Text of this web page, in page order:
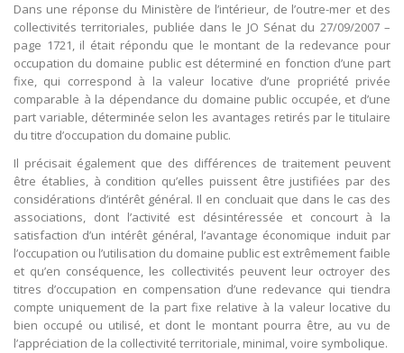
Dans une réponse du Ministère de l’intérieur, de l’outre-mer et des
collectivités territoriales, publiée dans le JO Sénat du 27/09/2007 –
page 1721, il était répondu que le montant de la redevance pour
occupation du domaine public est déterminé en fonction d’une part
fixe, qui correspond à la valeur locative d’une propriété privée
comparable à la dépendance du domaine public occupée, et d’une
part variable, déterminée selon les avantages retirés par le titulaire
du titre d’occupation du domaine public.
Il précisait également que des différences de traitement peuvent
être établies, à condition qu’elles puissent être justifiées par des
considérations d’intérêt général. Il en concluait que dans le cas des
associations, dont l’activité est désintéressée et concourt à la
satisfaction d’un intérêt général, l’avantage économique induit par
l’occupation ou l’utilisation du domaine public est extrêmement faible
et qu’en conséquence, les collectivités peuvent leur octroyer des
titres d’occupation en compensation d’une redevance qui tiendra
compte uniquement de la part fixe relative à la valeur locative du
bien occupé ou utilisé, et dont le montant pourra être, au vu de
l’appréciation de la collectivité territoriale, minimal, voire symbolique.